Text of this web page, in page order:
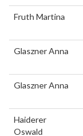
Fruth Martina
Glaszner Anna
Glaszner Anna
Haiderer
Oswald